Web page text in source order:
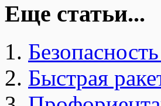
Еще статьи...
Быстрая